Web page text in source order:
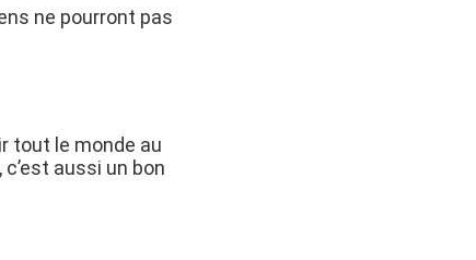
ne pourront pas
tout le monde au
aussi un bon